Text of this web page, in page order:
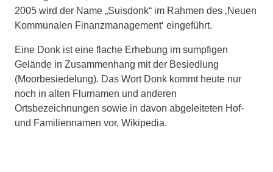
2005 wird der Name „Suisdonk“ im Rahmen des ‚Neuen
Kommunalen Finanzmanagement‘ eingeführt.
Eine Donk ist eine flache Erhebung im sumpfigen
Gelände in Zusammenhang mit der Besiedlung
(Moorbesiedelung). Das Wort Donk kommt heute nur
noch in alten Flurnamen und anderen
Ortsbezeichnungen sowie in davon abgeleiteten Hof-
und Familiennamen vor, Wikipedia.